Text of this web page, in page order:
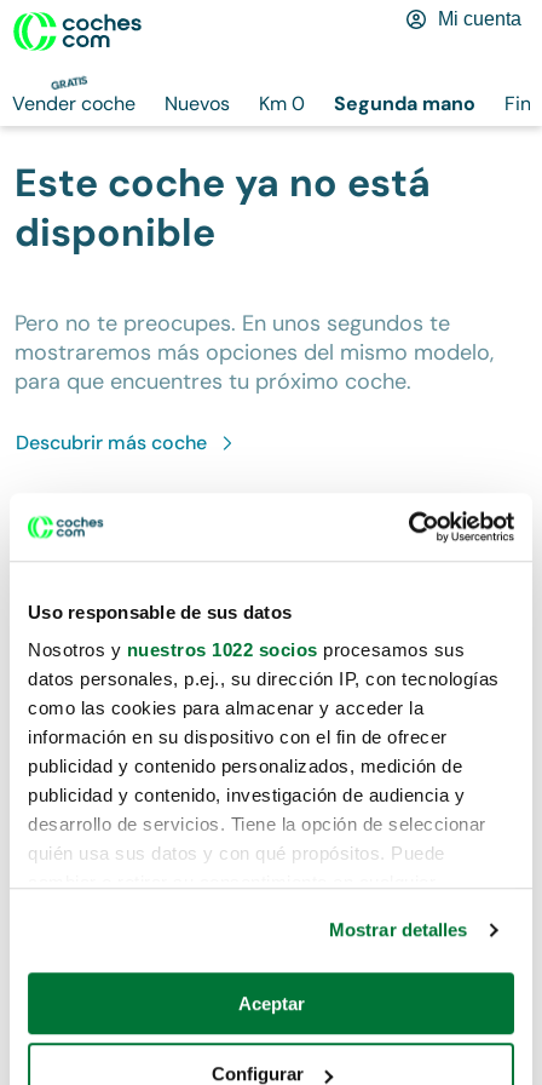
Uso responsable de sus datos
Nosotros y nuestros 1022 socios procesamos sus
datos personales, p.ej., su dirección IP, con tecnologías
como las cookies para almacenar y acceder la
información en su dispositivo con el fin de ofrecer
publicidad y contenido personalizados, medición de
publicidad y contenido, investigación de audiencia y
desarrollo de servicios. Tiene la opción de seleccionar
quién usa sus datos y con qué propósitos. Puede
Si lo permite, también quisiéramos:
Recopilar información sobre su ubicación geográfica
Mostrar detalles
Aceptar
Configurar
GRATIS
Vender coche Nuevos Km 0 Segunda mano
Mi cuenta
Este coche ya no está
disponible
Pero no te preocupes. En unos segundos te
mostraremos más opciones del mismo modelo,
para que encuentres tu próximo coche.
Descubrir máscoche